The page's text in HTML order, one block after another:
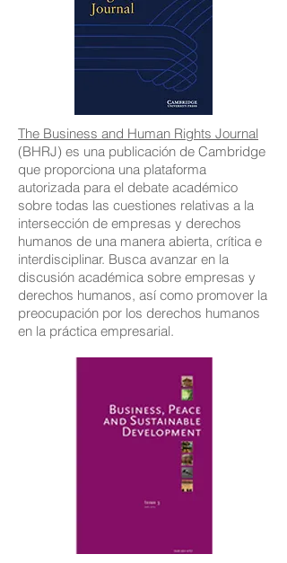
The Business and Human Rights Journal
(BHRJ) es una publicación de Cambridge
que proporciona una plataforma
autorizada para el debate académico
sobre todas las cuestiones relativas a la
intersección de empresas y derechos
humanos de una manera abierta, crítica e
interdisciplinar. Busca avanzar en la
discusión académica sobre empresas y
derechos humanos, así como promover la
preocupación por los derechos humanos
en la práctica empresarial.